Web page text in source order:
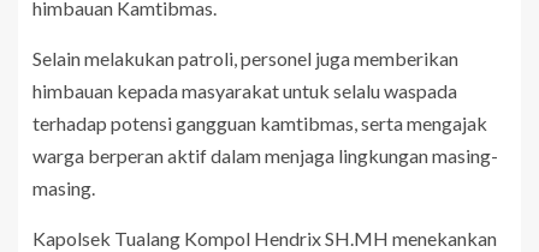
himbauan Kamtibmas.
Selain melakukan patroli, personel juga memberikan
himbauan kepada masyarakat untuk selalu waspada
terhadap potensi gangguan kamtibmas, serta mengajak
warga berperan aktif dalam menjaga lingkungan masing-
masing.
Kapolsek Tualang Kompol Hendrix SH.MH menekankan